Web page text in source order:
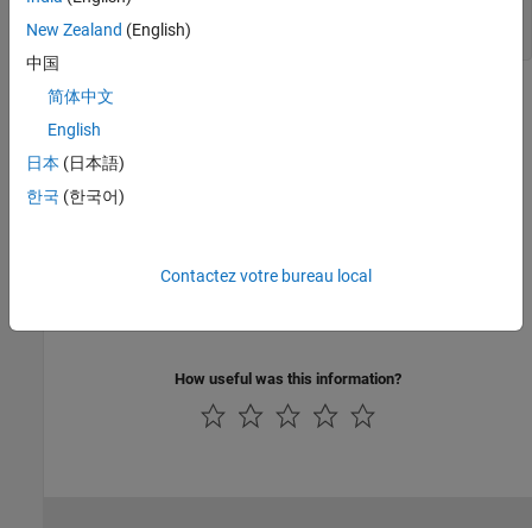
Version History
Introduced in R2019a
See Also
How useful was this information?
New Zealand (English)
中国
简体中文
English
日本 (日本語)
한국 (한국어)
Contactez votre bureau local